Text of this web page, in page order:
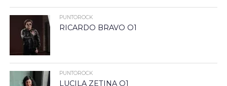
PUNTOROCK
RICARDO BRAVO O1
PUNTOROCK
LUCILA ZETINA O1